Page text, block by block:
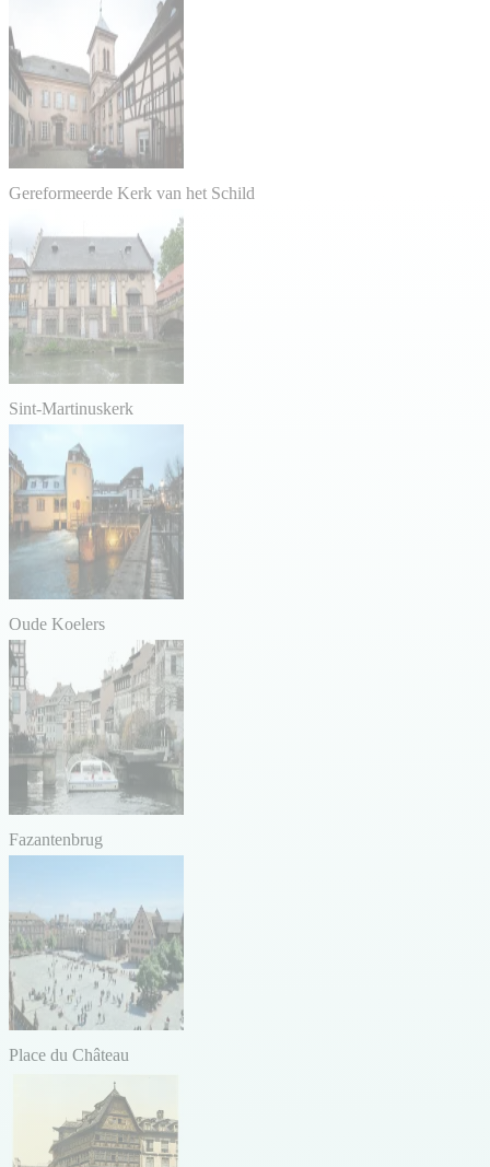
Gereformeerde Kerk van het Schild
Sint-Martinuskerk
Oude Koelers
Fazantenbrug
Place du Château